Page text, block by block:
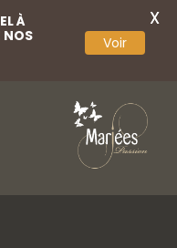
À
NOS
Voir
X